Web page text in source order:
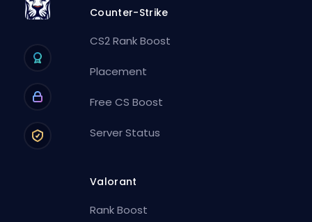
Counter-Strike
CS2 Rank Boost
Placement
Free CS Boost
Server Status
Valorant
Rank Boost